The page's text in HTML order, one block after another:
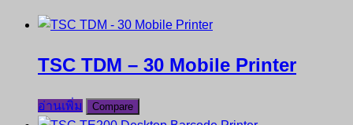
TSC TDM – 30 Mobile Printer
อ่านเพิ่ม Compare